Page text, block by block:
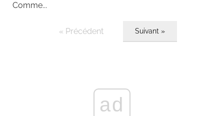
Comme...
« Précédent Suivant »
ad